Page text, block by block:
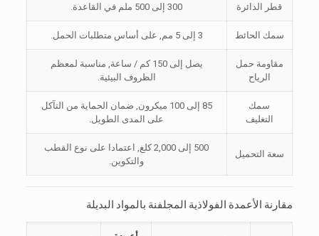
قطر الدائرة 300 إلى 500 ملم في القاعدة.
سمك الحائط 3 إلى 5 مم, على أساس متطلبات الحمل.
مقاومة حمل
الرياح
يصل إلى 150 كم / ساعة, مناسبة لمعظم
الظروف البيئية.
سمك
التغليف
85 إلى 100 ميكرون, ضمان الحماية من التآكل
على المدى الطويل.
سعة التحميل
500 إلى 2,000 كلغ, اعتمادا على نوع القطب
والتكوين.
مقارنة الأعمدة الفولاذية المجلفنة بالمواد البديلة